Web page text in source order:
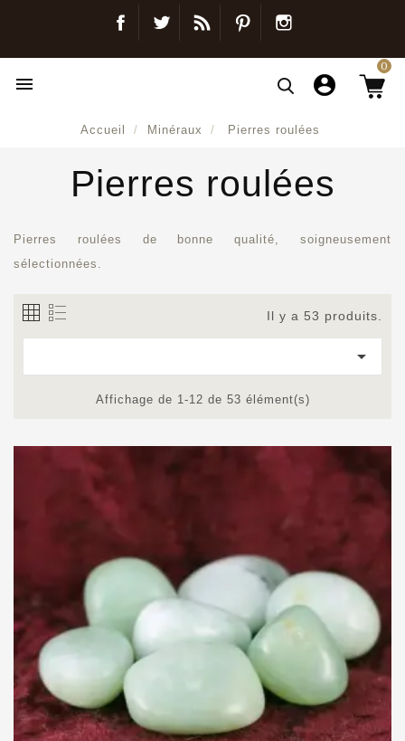
FacebookTwitter Blog Pinterest

0
Accueil Minéraux Pierres roulées
Pierres roulées
Pierres roulées de bonne qualité, soigneusement
sélectionnées.
Il y a 53 produits.

Affichage de 1-12 de 53 élément(s)